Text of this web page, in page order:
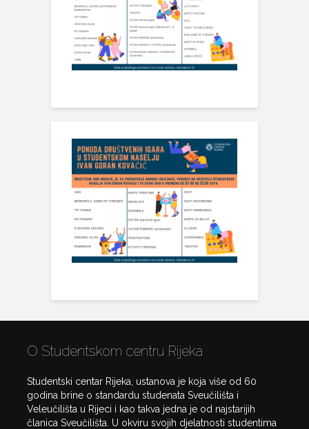
O Studentskom centru Rijeka
Studentski centar Rijeka, ustanova je koja više od 60
godina brine o standardu studenata Sveučilišta i
Veleučilišta u Rijeci i kao takva jedna je od najstarijih
članica Sveučilišta. U okviru svojih djelatnosti studentima